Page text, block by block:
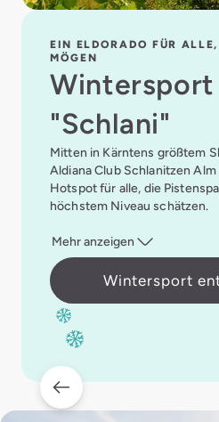
EIN ELDORADO FÜR
MÖGEN
"Schlani"
Mitten in Kärntens größtem
Aldiana Club Schlanitzen
Hotspot für alle, die
höchstem Niveau schätzen.
Mehr anzeigen
Wintersport